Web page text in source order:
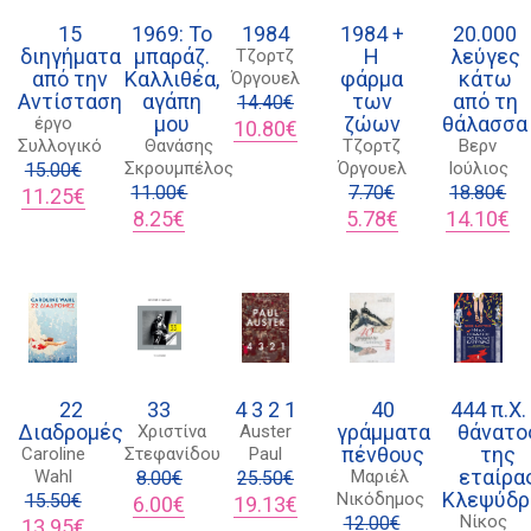
15
διηγήματα
από την
Αντίσταση
έργο
Συλλογικό
15.00€
Original
price
11.25€Η
τρέχουσα
1969: Το
μπαράζ.
Καλλιθέα,
αγάπη
μου
Θανάσης
Σκρουμπέλος
11.00€
Original
price
8.25€
τρέχουσα
1984
Τζορτζ
Όργουελ
14.40€
Original
price
was:
10.80€Η
τρέχουσα
10.80€.
1984 +
Η
φάρμα
των
ζώων
Τζορτζ
Όργουελ
7.70€
Original
price
5.78€Η
τρέχουσα
20.000
λεύγες
κάτω
από τη
θάλασσα
Βερν
Ιούλιος
18.80€
Original
price
14.10€
22
Διαδρομές
Caroline
Wahl
15.50€
Original Η
33
Χριστίνα
Στεφανίδου
8.00€
Original
price
6.00€
τρέχουσα
4 3 2 1
Auster
Paul
25.50€
Original
price
19.13€Η
τρέχουσα
40
γράμματα
πένθους
Μαριέλ
Νικόδημος
12.00€
444
της
Νίκος
Διδότου 34, Αθήνα 106 80
21 1750 8340
kombrai.bs@gmail.com